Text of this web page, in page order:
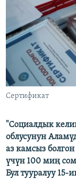
Сертификат
"Социалдык
облусунун
аз камсыз
үчүн 100 миң
Бул тууралуу